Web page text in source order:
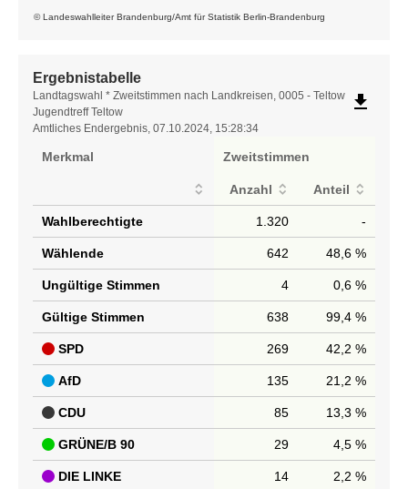
© Landeswahlleiter Brandenburg/Amt für Statistik Berlin-Brandenburg
Ergebnistabelle
Ergebnistabelle
Landtagswahl * Zweitstimmen nach Landkreisen, 0005 - Teltow
Jugendtreff Teltow
Amtliches Endergebnis, 07.10.2024, 15:28:34
file_download
Merkmal Zweitstimmen
Anzahl Anteil
Wahlberechtigte 1.320 -
Wählende 642 48,6 %
Ungültige Stimmen 4 0,6 %
Gültige Stimmen 638 99,4 %
SPD 269 42,2 %
AfD 135 21,2 %
CDU 85 13,3 %
GRÜNE/B 90 29 4,5 %
DIE LINKE 14 2,2 %